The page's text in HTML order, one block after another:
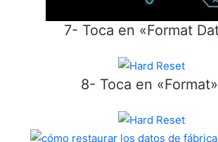
7- Toca en «Format
8- Toca en